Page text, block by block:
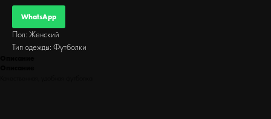
WhatsApp
Пол: Женский
Тип одежды: Футболки